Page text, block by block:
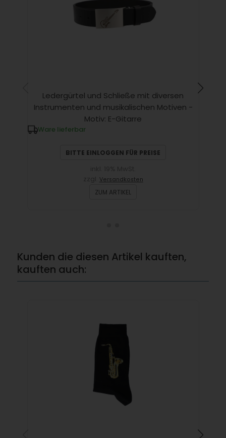
Ledergürtel und Schließe mit diversen
Instrumenten und musikalischen Motiven -
Motiv: E-Gitarre
Ware lieferbar
BITTE EINLOGGEN FÜR PREISE
Versandkosten
ZUM ARTIKEL
Kunden die diesen Artikel kauften,
kauften auch: